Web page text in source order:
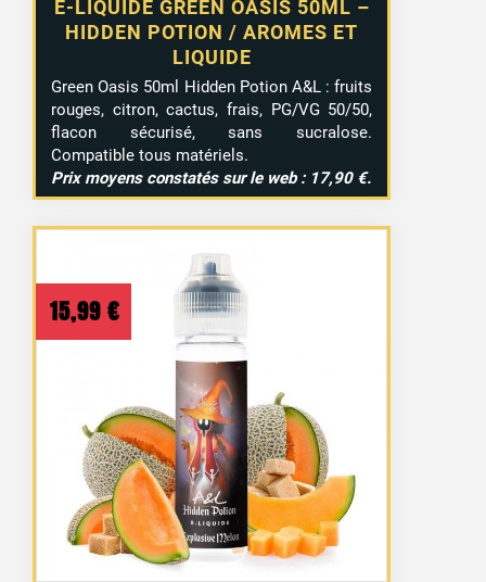
E-LIQUIDE GREEN OASIS 50ML –
HIDDEN POTION / AROMES ET
LIQUIDE
Green Oasis 50ml Hidden Potion A&L : fruits
rouges, citron, cactus, frais, PG/VG 50/50,
flacon sécurisé, sans sucralose.
Compatible tous matériels.
Prix moyens constatés sur le web : 17,90 €.
15,99 €